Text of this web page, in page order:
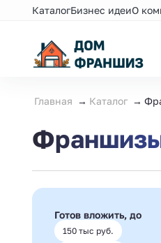
КаталогБизнес идеиО
Главная Каталог
Готов вложить, до
150 тыс руб.